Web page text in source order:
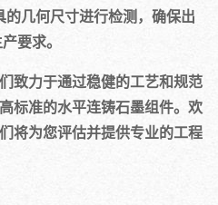
的几何尺寸进行检测，确保出
要求。
致力于通过稳健的工艺和规范
标准的水平连铸石墨组件。欢
将为您评估并提供专业的工程